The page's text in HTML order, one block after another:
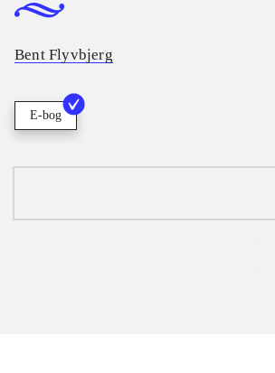
Bent Flyvbjerg
E-bog